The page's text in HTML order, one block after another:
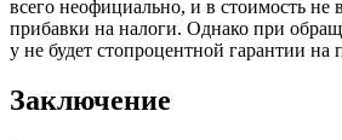
всего неофициально, и в стоимость
прибавки на налоги. Однако при
у не будет стопроцентной гарантии на
Заключение